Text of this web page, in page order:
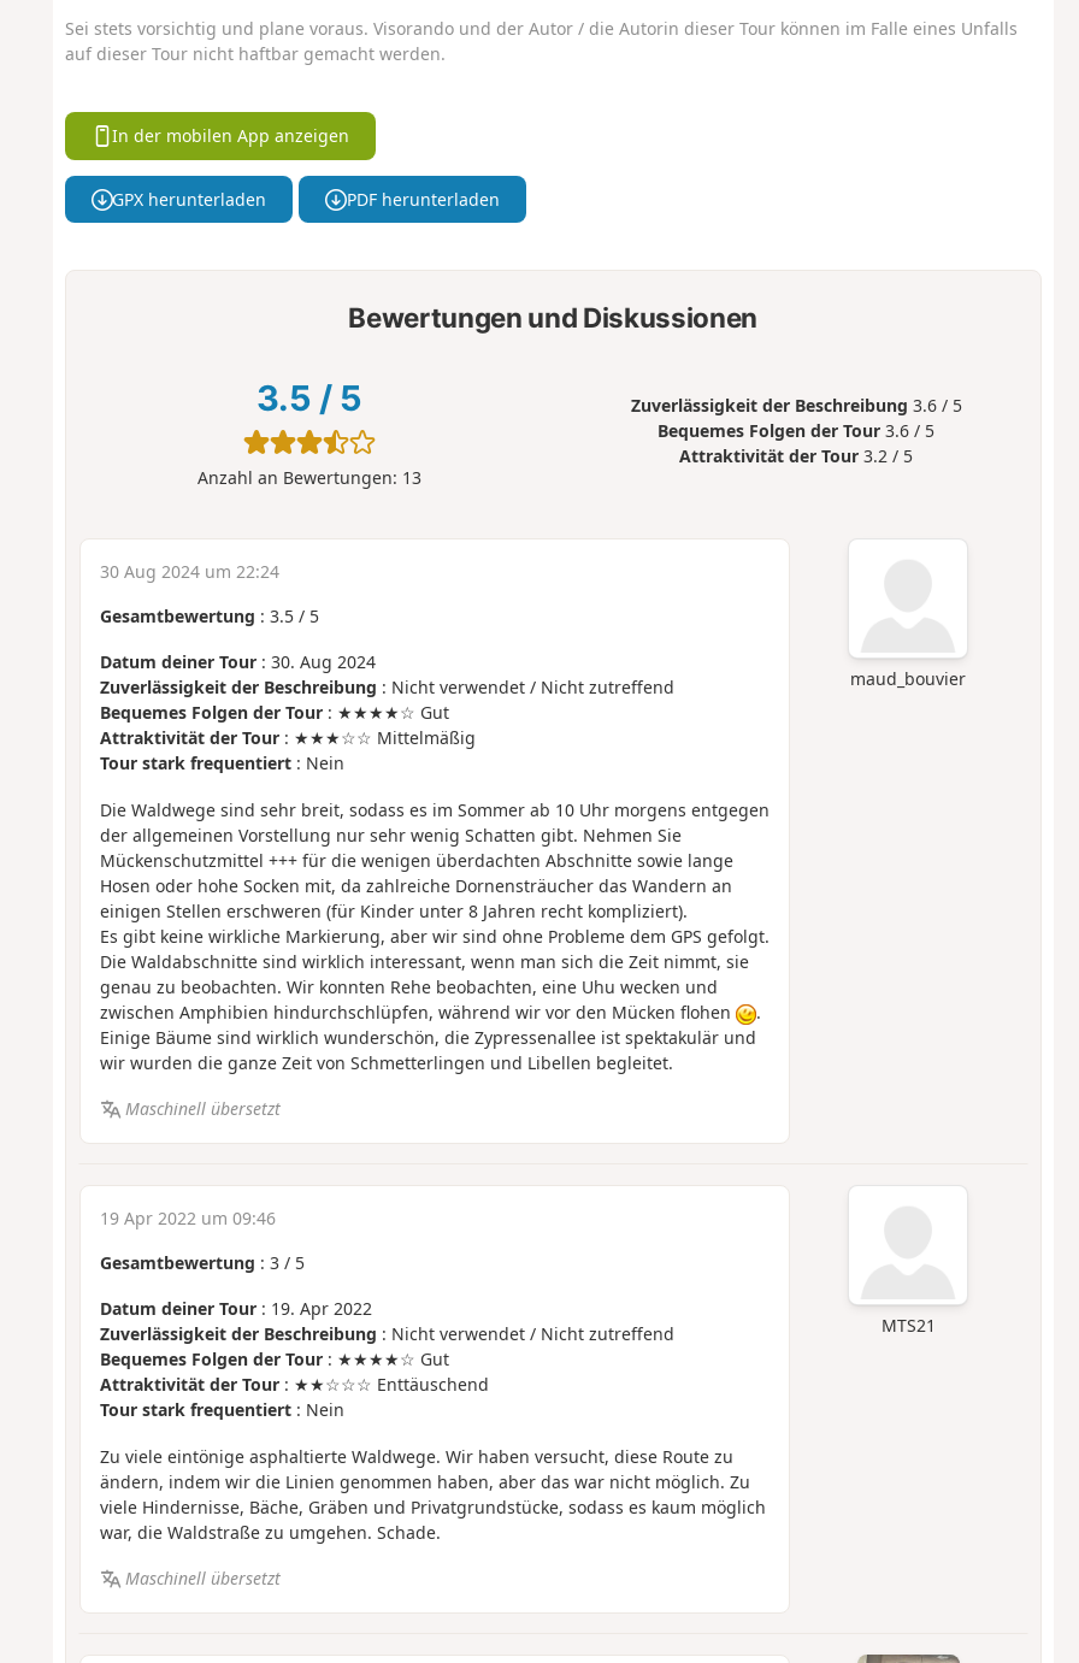
Sei stets vorsichtig und plane voraus. Visorando und der Autor / die Autorin dieser Tour können im Falle eines Unfalls
auf dieser Tour nicht haftbar gemacht werden.
In der mobilen App anzeigen
GPX herunterladen PDF herunterladen
Bewertungen und Diskussionen
3.5 / 5
Anzahl an Bewertungen: 13
Zuverlässigkeit der Beschreibung 3.6 / 5
Bequemes Folgen der Tour 3.6 / 5
Attraktivität der Tour 3.2 / 5
maud_bouvier
30 Aug 2024 um 22:24
Gesamtbewertung : 3.5/ 5
Datum deiner Tour: 30. Aug 2024
Zuverlässigkeit der Beschreibung : Nicht verwendet / Nicht zutreffend
Bequemes Folgen der Tour: ★★★★☆ Gut
Attraktivität der Tour: ★★★☆☆ Mittelmäßig
Tour stark frequentiert: Nein
Die Waldwege sind sehr breit, sodass es im Sommer ab 10 Uhr morgens entgegen
der allgemeinen Vorstellung nur sehr wenig Schatten gibt. Nehmen Sie
Mückenschutzmittel +++ für die wenigen überdachten Abschnitte sowie lange
Hosen oder hohe Socken mit, da zahlreiche Dornensträucher das Wandern an
einigen Stellen erschweren (für Kinder unter 8 Jahren recht kompliziert).
Es gibt keine wirkliche Markierung, aber wir sind ohne Probleme dem GPS gefolgt.
Die Waldabschnitte sind wirklich interessant, wenn man sich die Zeit nimmt, sie
genau zu beobachten. Wir konnten Rehe beobachten, eine Uhu wecken und
zwischen Amphibien hindurchschlüpfen, während wir vor den Mücken flohen
.
Einige Bäume sind wirklich wunderschön, die Zypressenallee ist spektakulär und
wir wurden die ganze Zeit von Schmetterlingen und Libellen begleitet.
Maschinell übersetzt
MTS21
19 Apr 2022 um 09:46
Gesamtbewertung : 3/ 5
Datum deiner Tour: 19. Apr 2022
Zuverlässigkeit der Beschreibung : Nicht verwendet / Nicht zutreffend
Bequemes Folgen der Tour: ★★★★☆ Gut
Attraktivität der Tour: ★★☆☆☆ Enttäuschend
Tour stark frequentiert: Nein
Zu viele eintönige asphaltierte Waldwege. Wir haben versucht, diese Route zu
ändern, indem wir die Linien genommen haben, aber das war nicht möglich. Zu
viele Hindernisse, Bäche, Gräben und Privatgrundstücke, sodass es kaum möglich
war, die Waldstraße zu umgehen. Schade.
Maschinell übersetzt